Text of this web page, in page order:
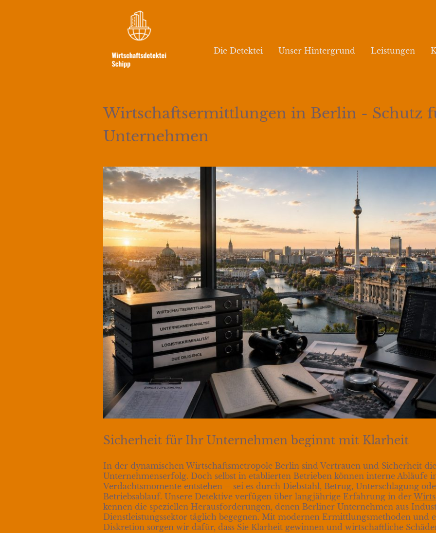
Die Detektei Unser Hintergrund Leistungen
Wirtschaftsermittlungen in Berlin - Schutz
Unternehmen
Sicherheit für Ihr Unternehmen beginnt mit Klarheit
In der dynamischen Wirtschaftsmetropole Berlin sind Vertrauen und Sicherheit
Unternehmenserfolg. Doch selbst in etablierten Betrieben können interne Abläufe
Verdachtsmomente entstehen – sei es durch Diebstahl, Betrug, Unterschlagung
Betriebsablauf. Unsere Detektive verfügen über langjährige Erfahrung in der
kennen die speziellen Herausforderungen, denen Berliner Unternehmen aus
Dienstleistungssektor täglich begegnen. Mit modernen Ermittlungsmethoden und
Diskretion sorgen wir dafür, dass Sie Klarheit gewinnen und wirtschaftliche